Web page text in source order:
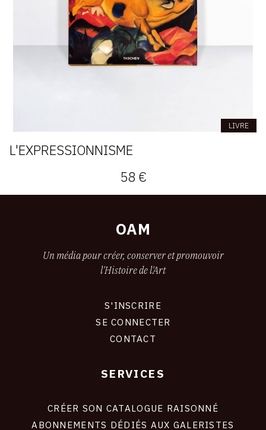
LIVRE
L'EXPRESSIONNISME
58 €
OAM
Un média pour créer, conserver et promouvoir
l'Histoire de l'Art
S'INSCRIRE
SE CONNECTER
CONTACT
SERVICES
CRÉER SON CATALOGUE RAISONNÉ
ABONNEMENTS DÉDIÉS AUX GALERISTES